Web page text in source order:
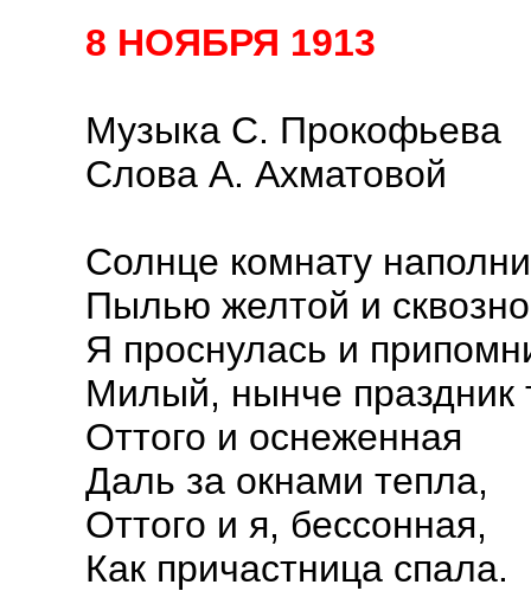
8 НОЯБРЯ 1913
Музыка С. Прокофьева
Слова А. Ахматовой
Солнце комнату
Пылью желтой и
Я проснулась и
Милый, нынче праздник
Оттого и оснеженная
Даль за окнами тепла,
Оттого и я, бессонная,
Как причастница спала.